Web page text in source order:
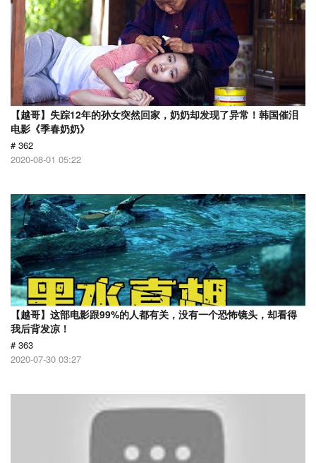
【越哥】失踪12年的孙女突然回家，奶奶却发现了异常！韩国催泪
电影《季春奶奶》
# 362
2020-08-01 05:22
【越哥】这部电影跟99%的人都有关，没有一个恐怖镜头，却看得
我后背发凉！
# 363
2020-07-30 03:27